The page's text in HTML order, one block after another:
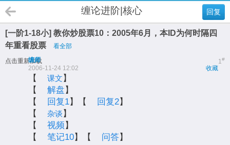
回复
缠论进阶|核心
[一阶1-18小] 教你炒股票10：2005年6月，本ID为何时隔四
年重看股票
看全部
点击重新加载 1#
缠师
收藏
2006-11-24 12:02
【 课文 】
【
解盘 】
【
回复1】【 回复2】
【
杂谈 】
【
视频 】
【
笔记10】【 问答】